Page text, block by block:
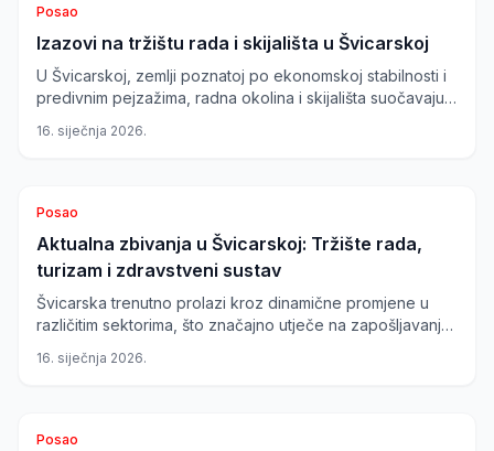
Posao
Izazovi na tržištu rada i skijališta u Švicarskoj
U Švicarskoj, zemlji poznatoj po ekonomskoj stabilnosti i
predivnim pejzažima, radna okolina i skijališta suočavaju
zaposlenika otkriva najpopularnije poslodavce, dok
16. siječnja 2026.
Posao
Aktualna zbivanja u Švicarskoj: Tržište rada,
turizam i zdravstveni sustav
Švicarska trenutno prolazi kroz dinamične promjene u
različitim sektorima, što značajno utječe na zapošljavanje
oblikuju budućnost zaposlenika i građana.
16. siječnja 2026.
Posao